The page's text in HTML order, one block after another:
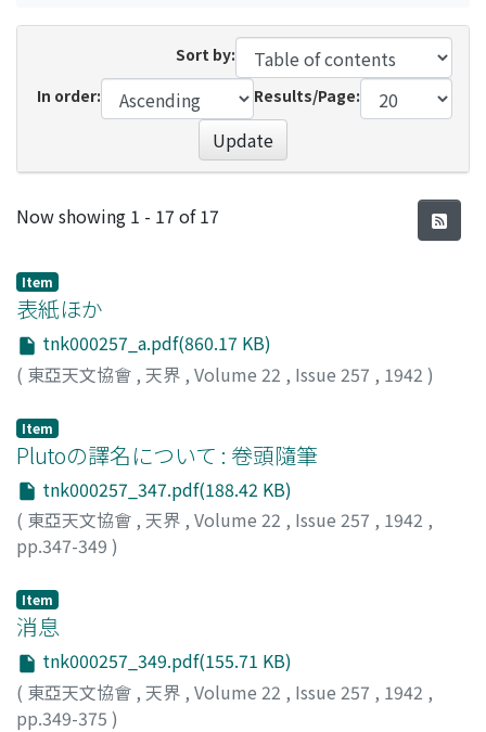
Sort by:
In order:
Results/Page:
Update
Recent Submissions
Now showing 1 - 17 of 17
Item
表紙ほか
tnk000257_a.pdf(860.17 KB)
( 東亞天文協會 , 天界 , Volume 22 , Issue 257 , 1942 )
Item
Plutoの譯名について : 卷頭隨筆
tnk000257_347.pdf(188.42 KB)
( 東亞天文協會 , 天界 , Volume 22 , Issue 257 , 1942 ,
pp.347-349 )
Item
消息
tnk000257_349.pdf(155.71 KB)
( 東亞天文協會 , 天界 , Volume 22 , Issue 257 , 1942 ,
pp.349-375 )